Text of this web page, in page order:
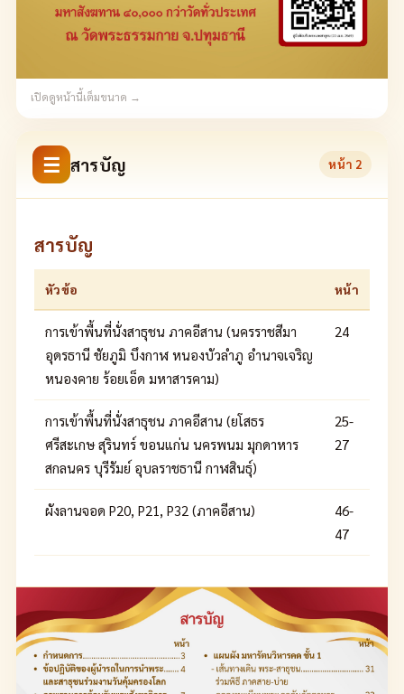
เปิดดูหน้านี้เต็มขนาด →
☰ สารบัญ หน้า 2
สารบัญ
หัวข้อ หน้า
การเข้าพื้นที่นั่งสาธุชน ภาคอีสาน (นครราชสีมา
อุดรธานี ชัยภูมิ บึงกาฬ หนองบัวลำภู อำนาจเจริญ
หนองคาย ร้อยเอ็ด มหาสารคาม)
24
การเข้าพื้นที่นั่งสาธุชน ภาคอีสาน (ยโสธร
ศรีสะเกษ สุรินทร์ ขอนแก่น นครพนม มุกดาหาร
สกลนคร บุรีรัมย์ อุบลราชธานี กาฬสินธุ์)
25-
27
ผังลานจอด P20, P21, P32 (ภาคอีสาน)
46-
47